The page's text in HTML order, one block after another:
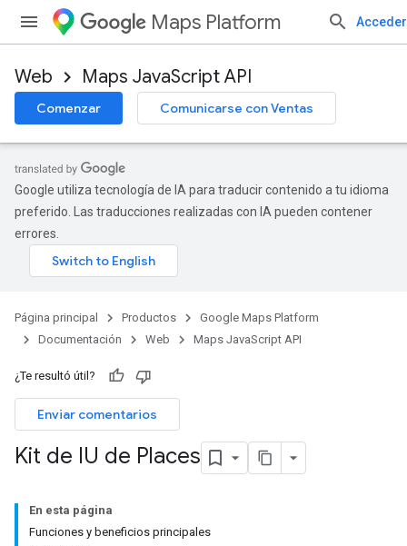
Maps Platform Acceder
Web Maps JavaScript API
Comenzar Comunicarse con Ventas
Google utiliza tecnología de IA para traducir contenido a tu idioma
preferido. Las traducciones realizadas con IA pueden contener
errores.
Página principal Productos
Google Maps Platform
Documentación
Web Maps JavaScript API
¿Te resultó útil?
Enviar comentarios
Kit de IU de Places
En esta página
Funciones y beneficios principales